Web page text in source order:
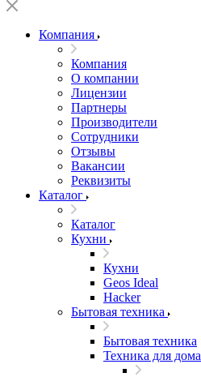
Компания
Компания
О компании
Лицензии
Партнеры
Производители
Сотрудники
Отзывы
Вакансии
Реквизиты
Каталог
Каталог
Кухни
Кухни
Geos Ideal
Hacker
Бытовая техника
Бытовая техника
Техника для дома